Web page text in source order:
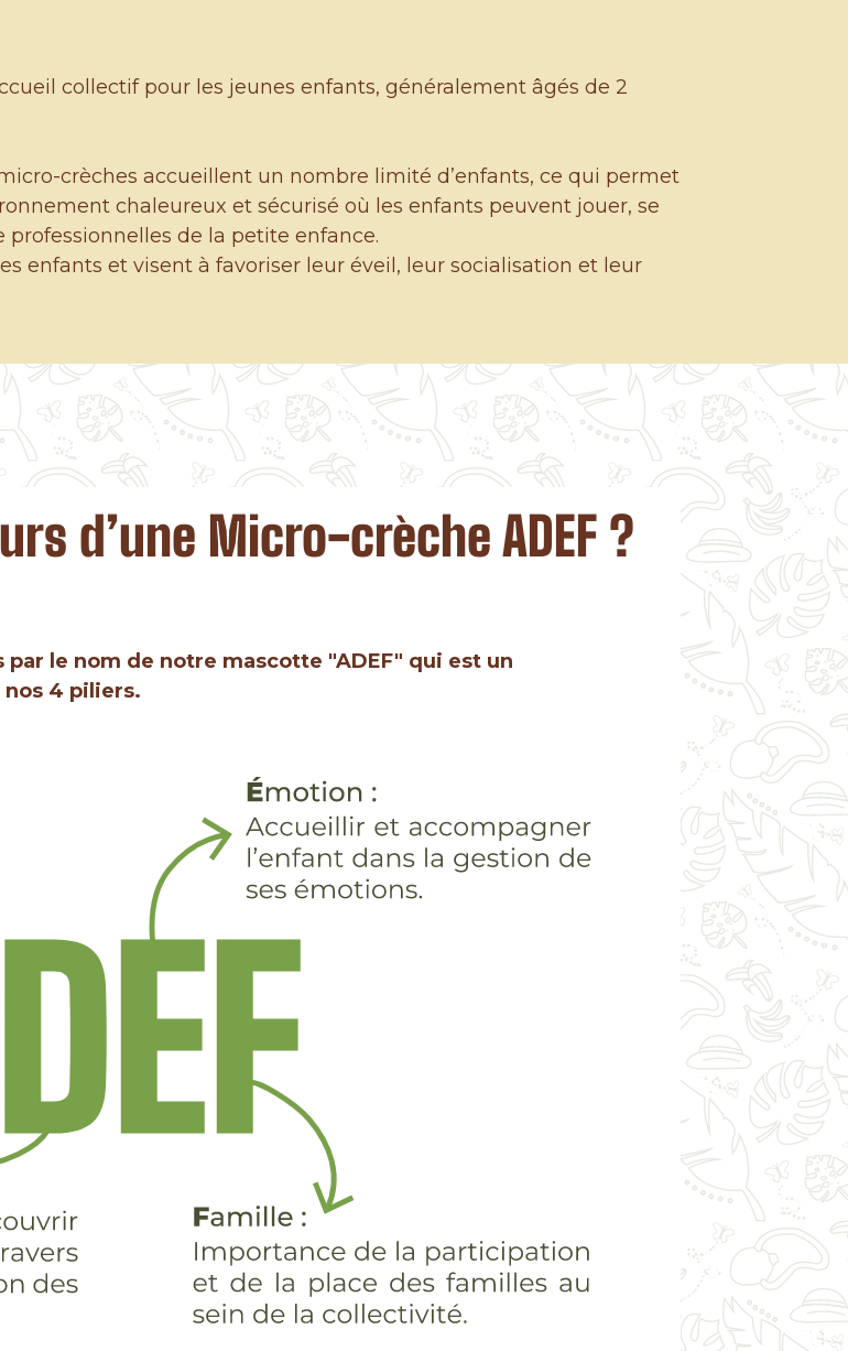
collectif pour les jeunes enfants, généralement âgés de 2
crèches accueillent un nombre limité d’enfants, ce qui permet
chaleureux et sécurisé où les enfants peuvent jouer, se
professionnelles de la petite enfance.
enfants et visent à favoriser leur éveil, leur socialisation et leur
d’une Micro-crèche ADEF ?
le nom de notre mascotte "ADEF" qui est un
4 piliers.